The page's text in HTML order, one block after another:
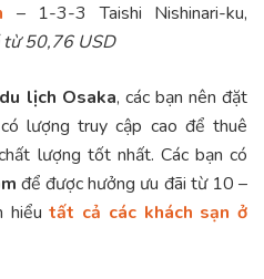
– 1-3-3 Taishi Nishinari-ku,
từ50,76 USD
lịch Osaka, các bạn nên đặt
lượng truy cập cao để thuê
lượng tốt nhất. Các bạn có
để được hưởng ưu đãi từ 10 –
hiểu tất cả các khách sạn ở